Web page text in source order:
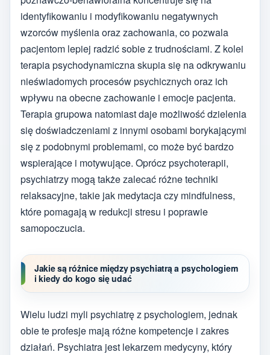
identyfikowaniu i modyfikowaniu negatywnych
wzorców myślenia oraz zachowania, co pozwala
pacjentom lepiej radzić sobie z trudnościami. Z kolei
terapia psychodynamiczna skupia się na odkrywaniu
nieświadomych procesów psychicznych oraz ich
wpływu na obecne zachowanie i emocje pacjenta.
Terapia grupowa natomiast daje możliwość dzielenia
się doświadczeniami z innymi osobami borykającymi
się z podobnymi problemami, co może być bardzo
wspierające i motywujące. Oprócz psychoterapii,
psychiatrzy mogą także zalecać różne techniki
relaksacyjne, takie jak medytacja czy mindfulness,
które pomagają w redukcji stresu i poprawie
samopoczucia.
Jakie są różnice między psychiatrą a psychologiem
i kiedy do kogo się udać
Wielu ludzi myli psychiatrę z psychologiem, jednak
obie te profesje mają różne kompetencje i zakres
działań. Psychiatra jest lekarzem medycyny, który